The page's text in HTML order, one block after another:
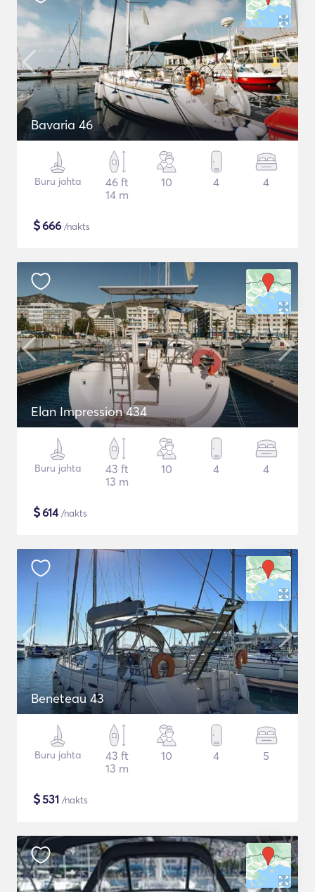
Bavaria 46
Buru jahta
46 ft
14 m
10 4 4
$666 /nakts
Elan Impression 434
Buru jahta
43 ft
13 m
10 4 4
$614/nakts
Beneteau 43
Buru jahta
43 ft
13 m
10 4 5
$531 /nakts